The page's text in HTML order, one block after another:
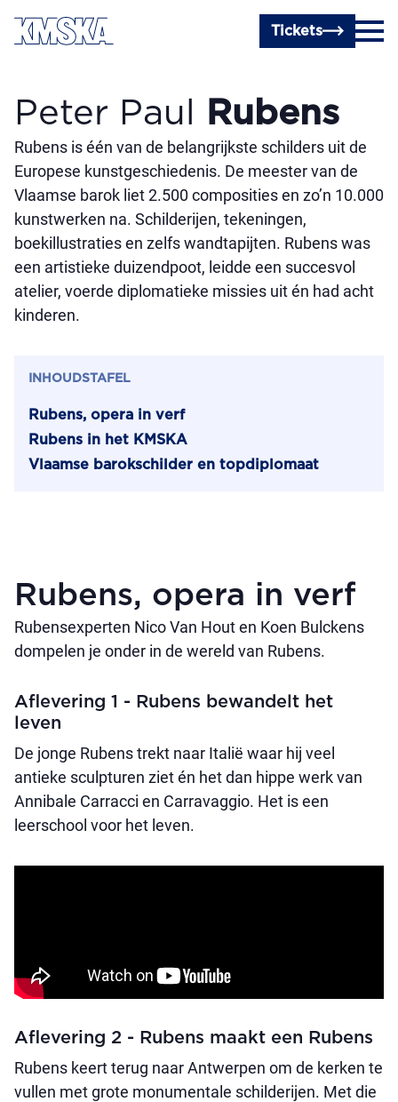
Ga naar hoofdinhoud
Tickets
Peter Paul Rubens
Rubens is één van de belangrijkste schilders uit de
Europese kunstgeschiedenis. De meester van de
Vlaamse barok liet 2.500 composities en zo’n 10.000
kunstwerken na. Schilderijen, tekeningen,
boekillustraties en zelfs wandtapijten. Rubens was
een artistieke duizendpoot, leidde een succesvol
atelier, voerde diplomatieke missies uit én had acht
kinderen.
INHOUDSTAFEL
Rubens, opera in verf
Rubens in het KMSKA
Vlaamse barokschilder en topdiplomaat
Rubens, opera in verf
Rubensexperten Nico Van Hout en Koen Bulckens
dompelen je onder in de wereld van Rubens.
Aflevering 1 - Rubens bewandelt het
leven
De jonge Rubens trekt naar Italië waar hij veel
antieke sculpturen ziet én het dan hippe werk van
Annibale Carracci en Carravaggio. Het is een
leerschool voor het leven.
Aflevering 2 - Rubens maakt een Rubens
Rubens keert terug naar Antwerpen om de kerken te
vullen met grote monumentale schilderijen. Met die